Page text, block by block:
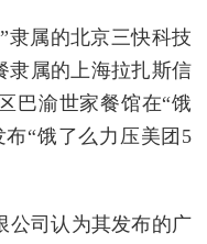
隶属的北京三快科技
隶属的上海拉扎斯信
巴渝世家餐馆在“饿
“饿了么力压美团5
公司认为其发布的广